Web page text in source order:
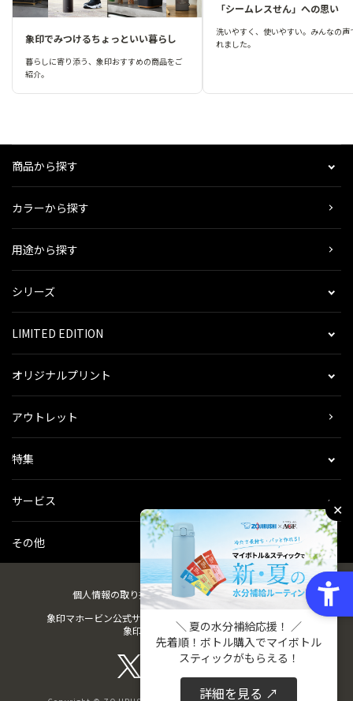
象印でみつけるちょっといい暮らし
暮らしに寄り添う、象印おすすめの商品をご
紹介。
「シームレスせん」への思い
洗いやすく、使いやすい。みんなの声
れました。
商品から探す
カラーから探す
用途から探す
シリーズ
LIMITED EDITION
オリジナルプリント
アウトレット
特集
サービス
その他
個人情報の取り扱い会社概要ご利用規約会員規約
象印マホービン公式サイト
象印パーツダイレクト
✕
＼ 夏の水分補給応援！ ／
先着順！ボトル購入でマイボトル
スティックがもらえる！
詳細を見る ↗